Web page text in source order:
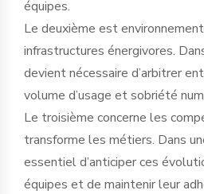
équipes.
Le deuxième est
infrastructures énergivores.
devient nécessaire d’arbitrer
volume d’usage et sobriété
Le troisième concerne les
transforme les métiers. Dans
essentiel d’anticiper ces
équipes et de maintenir leur